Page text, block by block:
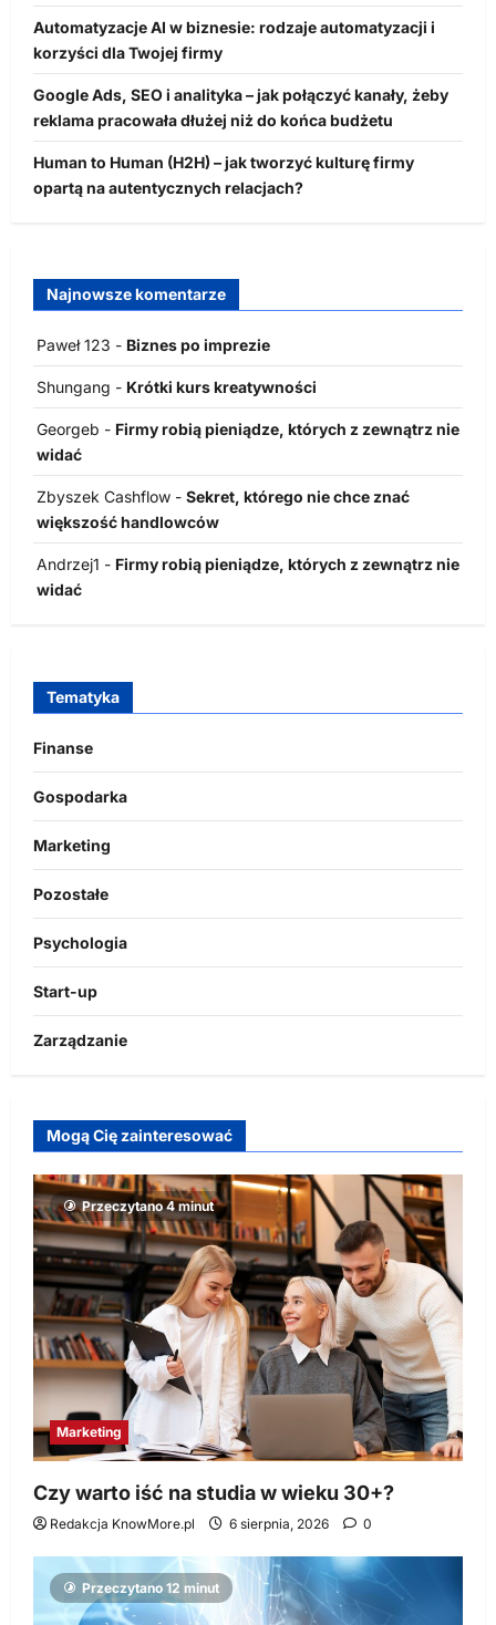
Automatyzacje AI w biznesie: rodzaje automatyzacji i
korzyści dla Twojej firmy
Google Ads, SEO i analityka – jak połączyć kanały, żeby
reklama pracowała dłużej niż do końca budżetu
Human to Human (H2H) – jak tworzyć kulturę firmy
opartą na autentycznych relacjach?
Najnowsze komentarze
Paweł 123 - Biznes po imprezie
Shungang - Krótki kurs kreatywności
Georgeb - Firmy robią pieniądze, których z zewnątrz nie
widać
Zbyszek Cashflow - Sekret, którego nie chce znać
większość handlowców
Andrzej1 - Firmy robią pieniądze, których z zewnątrz nie
widać
Tematyka
Finanse
Gospodarka
Marketing
Pozostałe
Psychologia
Start-up
Zarządzanie
Mogą Cię zainteresować
Przeczytano 4 minut
Marketing
Czy warto iść na studia w wieku 30+?
Redakcja KnowMore.pl 6 sierpnia, 2026 0
Przeczytano 12 minut